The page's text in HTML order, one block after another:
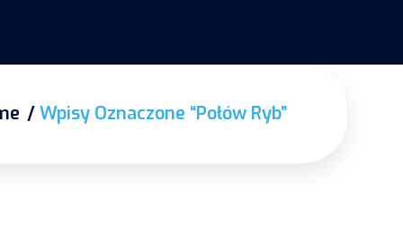
Wpisy Oznaczone “połów Ryb”